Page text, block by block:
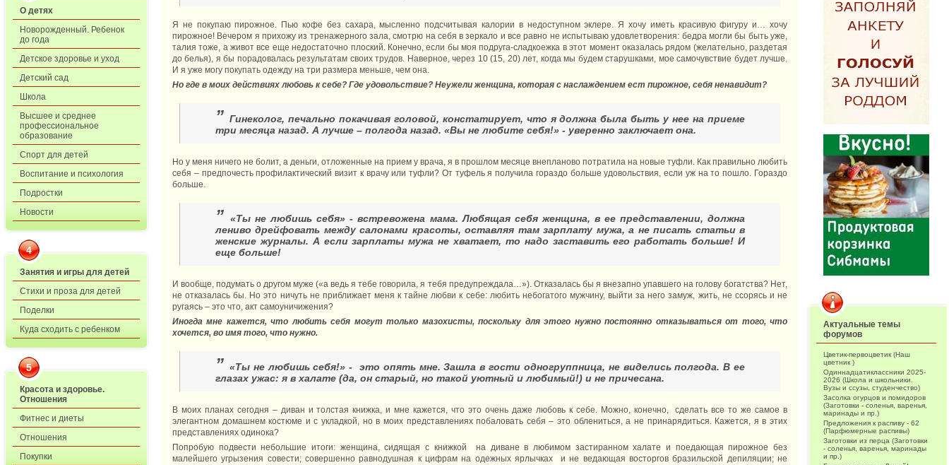
О детях
Новорожденный. Ребенок
до года
Детское здоровье и уход
Детский сад
Школа
Высшее и среднее
профессиональное
образование
Спорт для детей
Воспитание и психология
Подростки
Новости
4
Занятия и игры для детей
Стихи и проза для детей
Поделки
Куда сходить с ребенком
5
Красота и здоровье.
Отношения
Фитнес и диеты
Отношения
Покупки
Я не покупаю пирожное. Пью кофе без сахара, мысленно подсчитывая калории в недоступном эклере. Я хочу иметь красивую фигуру и… хочу
пирожное! Вечером я прихожу из тренажерного зала, смотрю на себя в зеркало и все равно не испытываю удовлетворения: бедра могли бы быть уже,
талия тоже, а живот все еще недостаточно плоский. Конечно, если бы моя подруга-сладкоежка в этот момент оказалась рядом (желательно, раздетая
до белья), я бы порадовалась результатам своих трудов. Наверное, через 10 (15, 20) лет, когда мы будем старушками, мое самочувствие будет лучше.
И я уже могу покупать одежду на три размера меньше, чем она.
Но где в моих действиях любовь к себе? Где удовольствие? Неужели женщина, которая с наслаждением ест пирожное, себя ненавидит?
” Гинеколог, печально покачивая головой, констатирует, что я должна была быть у нее на приеме
три месяца назад. А лучше – полгода назад. «Вы не любите себя!» - уверенно заключает она.
Но у меня ничего не болит, а деньги, отложенные на прием у врача, я в прошлом месяце внепланово потратила на новые туфли. Как правильно любить
себя – предпочесть профилактический визит к врачу или туфли? От туфель я получила гораздо больше удовольствия, если уж на то пошло. Гораздо
больше.
”«Ты не любишь себя» - встревожена мама. Любящая себя женщина, в ее представлении, должна
лениво дрейфовать между салонами красоты, оставляя там зарплату мужа, а не писать статьи в
женские журналы. А если зарплаты мужа не хватает, то надо заставить его работать больше! И
еще больше!
И вообще, подумать о другом муже («а ведь я тебе говорила, я тебя предупреждала…»). Отказалась бы я внезапно упавшего на голову богатства? Нет,
не отказалась бы. Но это ничуть не приближает меня к тайне любви к себе: любить небогатого мужчину, выйти за него замуж, жить, не ссорясь и не
ругаясь – это что, акт самоуничижения?
Иногда мне кажется, что любить себя могут только мазохисты, поскольку для этого нужно постоянно отказываться от того, что
хочется, во имя того, что нужно.
” «Ты не любишь себя!» - это опять мне. Зашла в гости одногруппница, не виделись полгода. В ее
глазах ужас: я в халате (да, он старый, но такой уютный и любимый!) и не причесана.
В моих планах сегодня – диван и толстая книжка, и мне кажется, что это очень даже любовь к себе. Можно, конечно, сделать все то же самое в
элегантном домашнем костюме и с укладкой, но в моих представлениях побаловать себя – это облениться, а не принарядиться. Кажется, я в этих
представлениях одинока?
Попробую подвести небольшие итоги: женщина, сидящая с книжкой на диване в любимом застиранном халате и поедающая пирожное без
малейшего угрызения совести; совершенно равнодушная к цифрам на одежных ярлычках и не ведающая восторгов бразильской депиляции; не
Актуальные темы
форумов
Цветик-первоцветик (Наш
цветник )
Одиннадцатиклассники 2025-
2026 (Школа и школьники.
Вузы и ссузы, студенчество)
Засолка огурцов и помидоров
(Заготовки - соленья, варенья,
маринады и пр.)
Предложения к распиву - 62
(Парфюмерные распивы)
Заготовки из перца (Заготовки
- соленья, варенья, маринады
и пр.)